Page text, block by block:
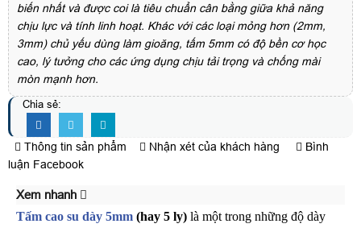
biến nhất và được coi là tiêu chuẩn cân bằng giữa khả năng
chịu lực và tính linh hoạt. Khác với các loại mỏng hơn (2mm,
3mm) chủ yếu dùng làm gioăng, tấm 5mm có độ bền cơ học
cao, lý tưởng cho các ứng dụng chịu tải trọng và chống mài
mòn mạnh hơn.
Chia sẻ:
Thông tin sản phẩm Nhận xét của khách hàng
Bình
luận Facebook
Xem nhanh
Tấm cao su dày 5mm (hay 5 ly) là một trong những độ dày